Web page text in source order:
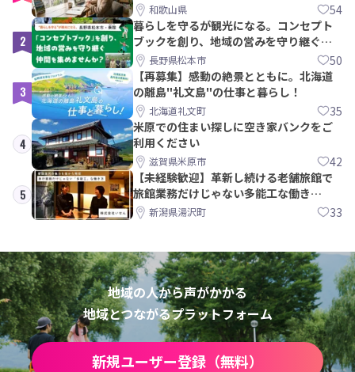
和歌山県 54
2
暮らしを守るが観光になる。コンセプト
ブックを創り、地域の営みを守り継ぐ仲
間を集めませんか？
長野県松本市 50
3
【再募集】感動の絶景とともに。北海道
の離島"礼文島"の仕事と暮らし！
北海道礼文町 35
4
米原での住まい探しに空き家バンクをご
利用ください
滋賀県米原市 42
5
【未経験歓迎】革新し続ける老舗旅館で
旅館業務だけじゃない多能工な働き
方。 株式会社いせん
新潟県湯沢町 33
地域の人から声がかかる
地域とつながるプラットフォーム
新規ユーザー登録（無料）